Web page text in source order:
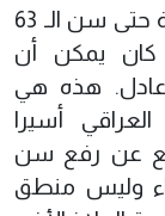
ان بقاء الموظفين في وظائف متهالكة حتى سن الـ 63
كان يمكن أن
عادل. هذه هي
أسيرا
عن رفع سن
وليس منطق